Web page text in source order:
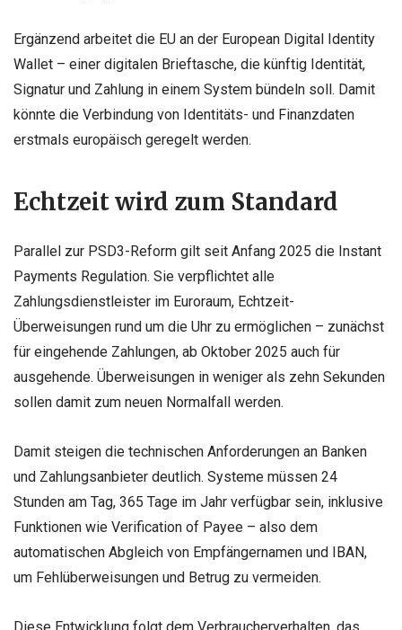
Ergänzend arbeitet die EU an der European Digital Identity
Wallet – einer digitalen Brieftasche, die künftig Identität,
Signatur und Zahlung in einem System bündeln soll. Damit
könnte die Verbindung von Identitäts- und Finanzdaten
erstmals europäisch geregelt werden.
Echtzeit wird zum Standard
Parallel zur PSD3-Reform gilt seit Anfang 2025 die Instant
Payments Regulation. Sie verpflichtet alle
Zahlungsdienstleister im Euroraum, Echtzeit-
Überweisungen rund um die Uhr zu ermöglichen – zunächst
für eingehende Zahlungen, ab Oktober 2025 auch für
ausgehende. Überweisungen in weniger als zehn Sekunden
sollen damit zum neuen Normalfall werden.
Damit steigen die technischen Anforderungen an Banken
und Zahlungsanbieter deutlich. Systeme müssen 24
Stunden am Tag, 365 Tage im Jahr verfügbar sein, inklusive
Funktionen wie Verification of Payee – also dem
automatischen Abgleich von Empfängernamen und IBAN,
um Fehlüberweisungen und Betrug zu vermeiden.